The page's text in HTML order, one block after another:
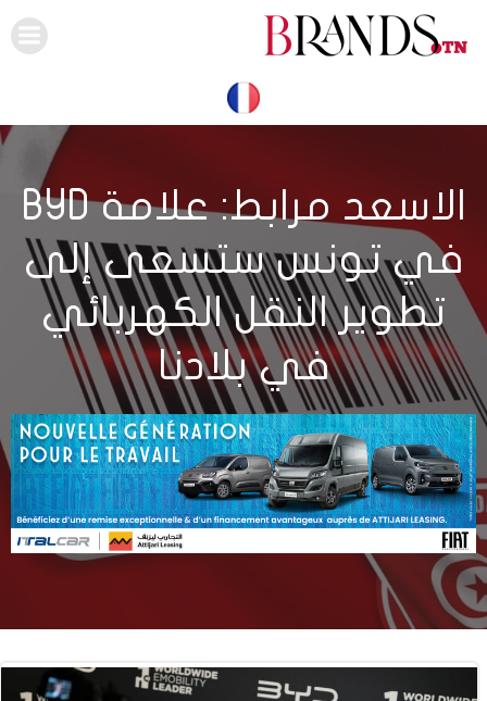
الاسعد مرابط: علامة BYD
في تونس ستسعى إلى
تطوير النقل الكهربائي
في بلادنا